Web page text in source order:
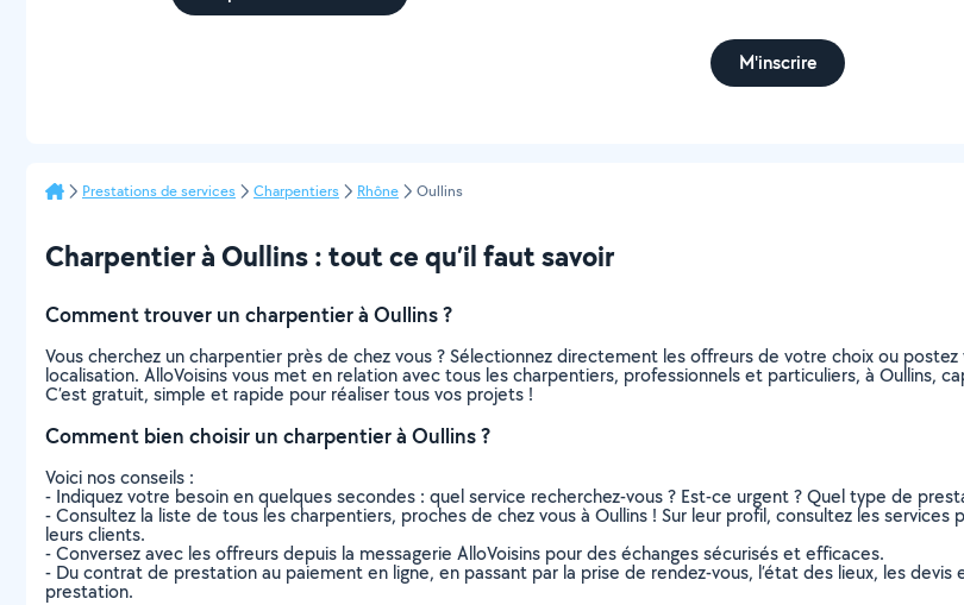
M'inscrire
Prestations de services Charpentiers Rhône Oullins
Charpentier à Oullins : tout ce qu’il faut savoir
Comment trouver un charpentier à Oullins ?
Vous cherchez un charpentier près de chez vous ? Sélectionnez directement les offreurs de votre choix ou
localisation. AlloVoisins vous met en relation avec tous les charpentiers, professionnels et particuliers, à Oullins,
C’est gratuit, simple et rapide pour réaliser tous vos projets !
Comment bien choisir un charpentier à Oullins ?
Voici nos conseils :
- Indiquez votre besoin en quelques secondes : quel service recherchez-vous ? Est-ce urgent ? Quel type de
- Consultez la liste de tous les charpentiers, proches de chez vous à Oullins ! Sur leur profil, consultez les
leurs clients.
- Conversez avec les offreurs depuis la messagerie AlloVoisins pour des échanges sécurisés et efficaces.
- Du contrat de prestation au paiement en ligne, en passant par la prise de rendez-vous, l’état des lieux, les
prestation.